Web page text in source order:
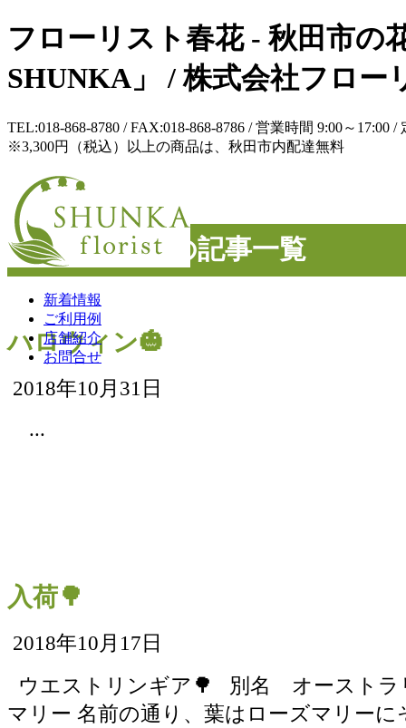
フローリスト春花 - 秋田市の
SHUNKA」 / 株式会社フロー
TEL:018-868-8780 / FAX:018-868-8786 / 営業時間 9:00～
※3,300円（税込）以上の商品は、秋田市内配達無料
新着情報
ご利用例
店舗紹介
お問合せ
2018年10月の記事一覧
ハロウィン🎃
2018年10月31日
...
入荷🌳
2018年10月17日
ウエストリンギア🌳 別名 オーストラ
マリー 名前の通り、葉はローズマリーに